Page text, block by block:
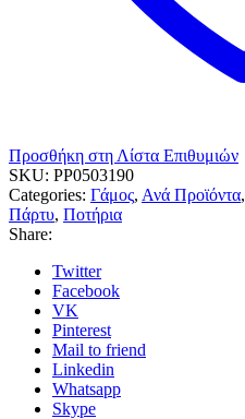
Προσθήκη στη Λίστα Επιθυμιών
SKU: PP0503190
Categories: Γάμος, Ανά Προϊόντα,
Πάρτυ, Ποτήρια
Share:
Twitter
Facebook
VK
Pinterest
Mail to friend
Linkedin
Whatsapp
Skype